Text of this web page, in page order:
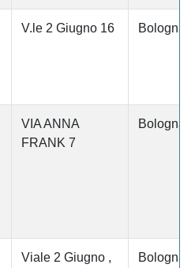
V.le 2 Giugno 16 Bologna
VIA ANNA
FRANK 7
Bologna
Viale 2 Giugno ,
Bologna